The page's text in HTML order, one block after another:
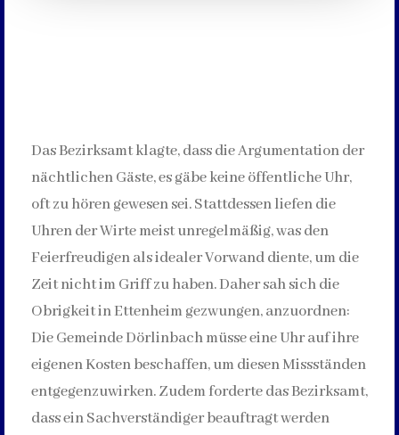
Das Bezirksamt klagte, dass die Argumentation der
nächtlichen Gäste, es gäbe keine öffentliche Uhr,
oft zu hören gewesen sei. Stattdessen liefen die
Uhren der Wirte meist unregelmäßig, was den
Feierfreudigen als idealer Vorwand diente, um die
Zeit nicht im Griff zu haben. Daher sah sich die
Obrigkeit in Ettenheim gezwungen, anzuordnen:
Die Gemeinde Dörlinbach müsse eine Uhr auf ihre
eigenen Kosten beschaffen, um diesen Missständen
entgegenzuwirken. Zudem forderte das Bezirksamt,
dass ein Sachverständiger beauftragt werden